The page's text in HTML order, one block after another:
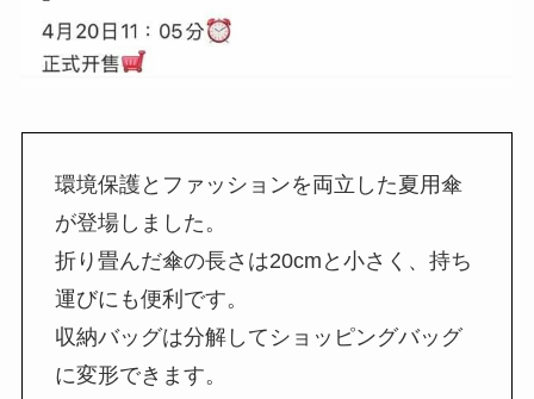
環境保護とファッションを両立した夏用傘
が登場しました。
折り畳んだ傘の長さは20cmと小さく、持ち
運びにも便利です。
収納バッグは分解してショッピングバッグ
に変形できます。